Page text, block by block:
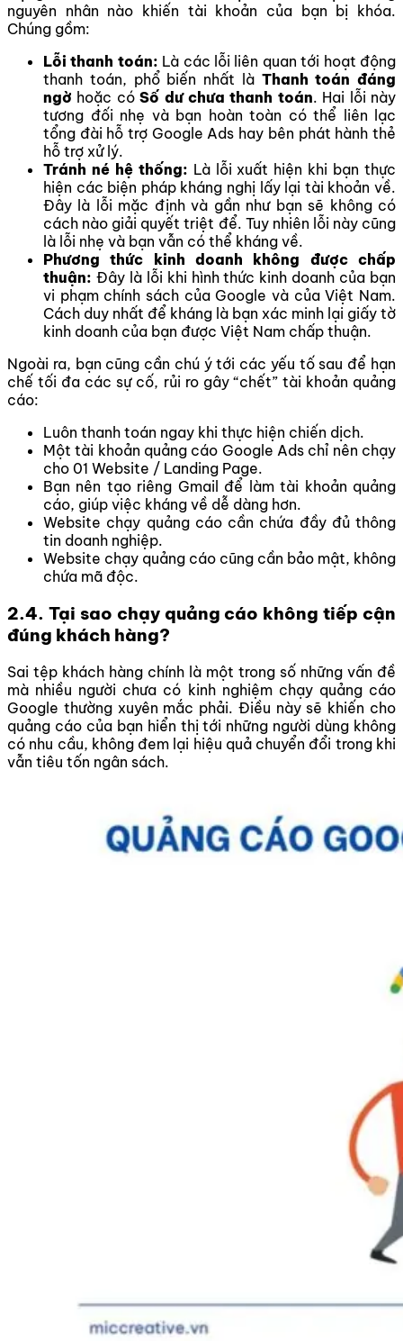
nguyên nhân nào khiến tài khoản của bạn bị khóa.
Chúng gồm:
Lỗi thanh toán: Là các lỗi liên quan tới hoạt động
thanh toán, phổ biến nhất là Thanh toán đáng
ngờ hoặc cóSố dư chưa thanh toán. Hai lỗi này
tương đối nhẹ và bạn hoàn toàn có thể liên lạc
tổng đài hỗ trợ Google Ads hay bên phát hành thẻ
hỗ trợ xử lý.
Tránh né hệ thống: Là lỗi xuất hiện khi bạn thực
hiện các biện pháp kháng nghị lấy lại tài khoản về.
Đây là lỗi mặc định và gần như bạn sẽ không có
cách nào giải quyết triệt để. Tuy nhiên lỗi này cũng
là lỗi nhẹ và bạn vẫn có thể kháng về.
Phương thức kinh doanh không được chấp
thuận: Đây là lỗi khi hình thức kinh doanh của bạn
vi phạm chính sách của Google và của Việt Nam.
Cách duy nhất để kháng là bạn xác minh lại giấy tờ
kinh doanh của bạn được Việt Nam chấp thuận.
Ngoài ra, bạn cũng cần chú ý tới các yếu tố sau để hạn
chế tối đa các sự cố, rủi ro gây “chết” tài khoản quảng
cáo:
Luôn thanh toán ngay khi thực hiện chiến dịch.
Một tài khoản quảng cáo Google Ads chỉ nên chạy
cho 01 Website / Landing Page.
Bạn nên tạo riêng Gmail để làm tài khoản quảng
cáo, giúp việc kháng về dễ dàng hơn.
Website chạy quảng cáo cần chứa đầy đủ thông
tin doanh nghiệp.
Website chạy quảng cáo cũng cần bảo mật, không
chứa mã độc.
2.4. Tại sao chạy quảng cáo không tiếp cận
đúng khách hàng?
Sai tệp khách hàng chính là một trong số những vấn đề
mà nhiều người chưa có kinh nghiệm chạy quảng cáo
Google thường xuyên mắc phải. Điều này sẽ khiến cho
quảng cáo của bạn hiển thị tới những người dùng không
có nhu cầu, không đem lại hiệu quả chuyển đổi trong khi
vẫn tiêu tốn ngân sách.